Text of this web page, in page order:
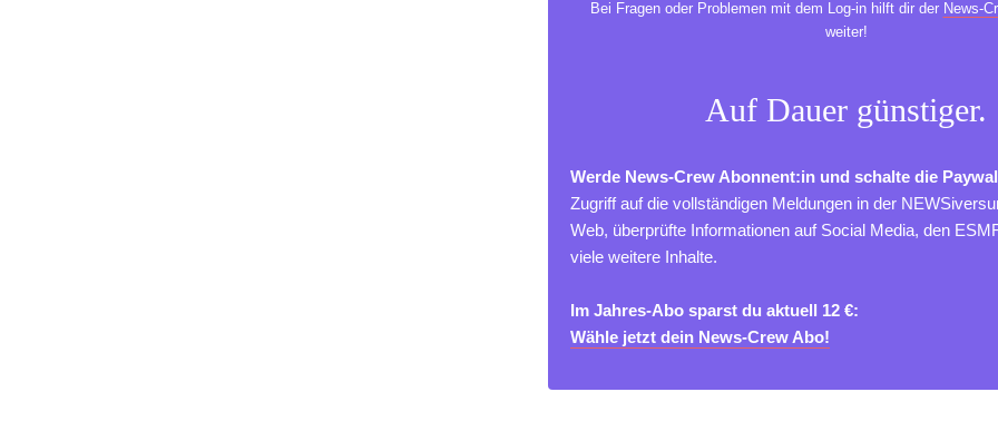
Bei Fragen oder Problemen mit dem Log-in hilft dir der News-
weiter!
Auf Dauer günstiger.
Werde News-Crew Abonnent:in und schalte die
Zugriff auf die vollständigen Meldungen in der
Web, überprüfte Informationen auf Social Media, den
viele weitere Inhalte.
Im Jahres-Abo sparst du aktuell 12 €:
Wähle jetzt dein News-Crew Abo!